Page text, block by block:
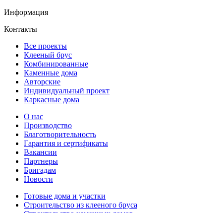
Информация
Контакты
Все проекты
Клееный брус
Комбинированные
Каменные дома
Авторские
Индивидуальный проект
Каркасные дома
О нас
Производство
Благотворительность
Гарантия и сертификаты
Вакансии
Партнеры
Бригадам
Новости
Готовые дома и участки
Строительство из клееного бруса